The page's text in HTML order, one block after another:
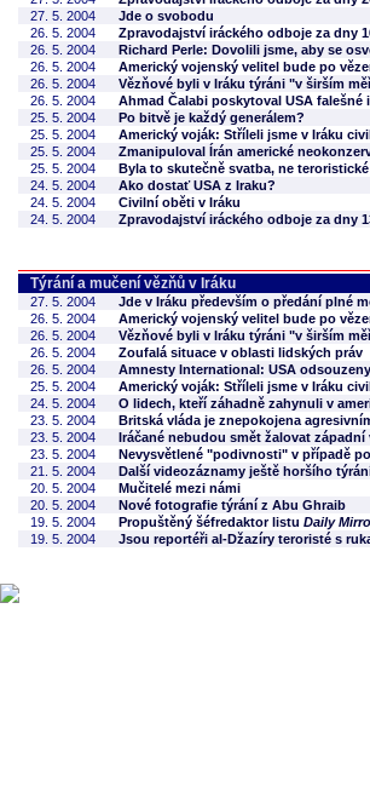
27. 5. 2004
Jde o svobodu
26. 5. 2004
Zpravodajství iráckého odboje za dny
26. 5. 2004
Richard Perle: Dovolili jsme, aby se
26. 5. 2004
Americký vojenský velitel bude po
26. 5. 2004
Vězňové byli v Iráku týráni "v širším
26. 5. 2004
Ahmad Čalabi poskytoval USA
25. 5. 2004
Po bitvě je každý generálem?
25. 5. 2004
Americký voják: Stříleli jsme v Iráku
25. 5. 2004
Zmanipuloval Írán americké
25. 5. 2004
Byla to skutečně svatba, ne
24. 5. 2004
Ako dostať USA z Iraku?
24. 5. 2004
Civilní oběti v Iráku
24. 5. 2004
Zpravodajství iráckého odboje za dny
Týrání a mučení vězňů v Iráku
27. 5. 2004
Jde v Iráku především o předání plné
26. 5. 2004
Americký vojenský velitel bude po
26. 5. 2004
Vězňové byli v Iráku týráni "v širším
26. 5. 2004
Zoufalá situace v oblasti lidských práv
26. 5. 2004
Amnesty International: USA
25. 5. 2004
Americký voják: Stříleli jsme v Iráku
24. 5. 2004
O lidech, kteří záhadně zahynuli v
23. 5. 2004
Britská vláda je znepokojena
23. 5. 2004
Iráčané nebudou smět žalovat
23. 5. 2004
Nevysvětlené "podivnosti" v případě
21. 5. 2004
Další videozáznamy ještě horšího
20. 5. 2004
Mučitelé mezi námi
20. 5. 2004
Nové fotografie týrání z Abu Ghraib
19. 5. 2004
Propuštěný šéfredaktor listu Daily
19. 5. 2004
Jsou reportéři al-Džazíry teroristé s